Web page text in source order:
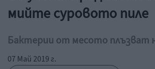
мийте суровото пиле
Бактерии от месото плъзват
07 Май 2019 г.